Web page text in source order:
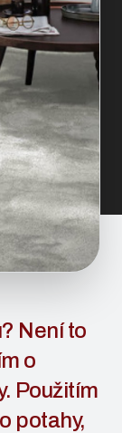
Není to
o
Použitím
potahy,